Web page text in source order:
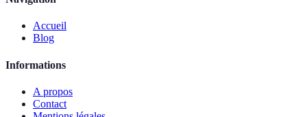
Accueil
Blog
Informations
A propos
Contact